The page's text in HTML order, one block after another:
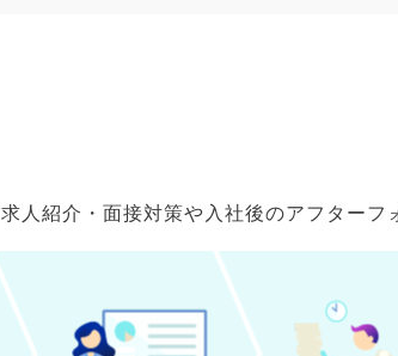
人紹介・面接対策や入社後のアフターフ